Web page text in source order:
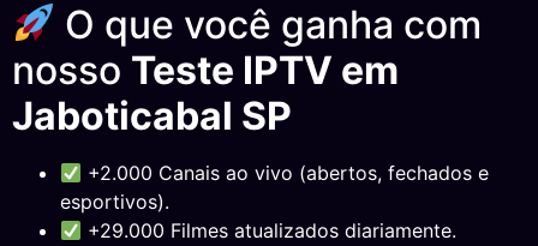
O que você ganha com
nosso Teste IPTV em
Jaboticabal SP
+2.000 Canais ao vivo (abertos, fechados e
esportivos).
+29.000 Filmes atualizados diariamente.